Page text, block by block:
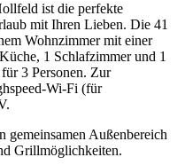
ist die perfekte
mit Ihren Lieben. Die 41
Wohnzimmer mit einer
1 Schlafzimmer und 1
3 Personen. Zur
Wi-Fi (für
gemeinsamen Außenbereich
Grillmöglichkeiten.